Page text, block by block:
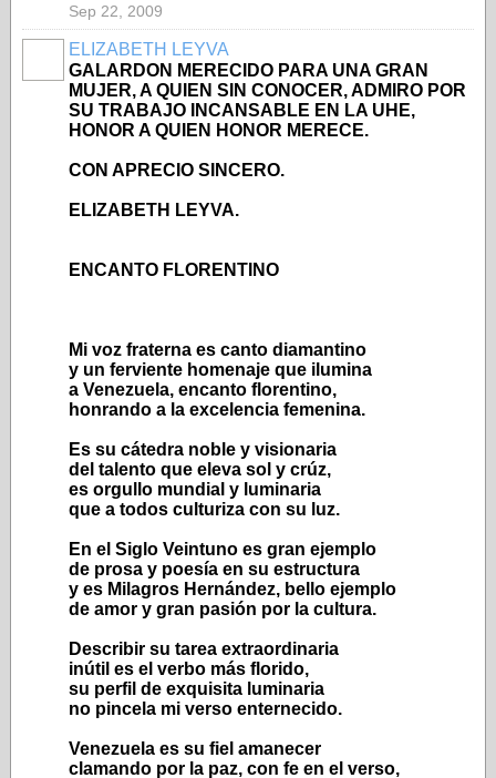
Sep 22, 2009
ELIZABETH LEYVA
GALARDON MERECIDO PARA UNA GRAN
MUJER, A QUIEN SIN CONOCER, ADMIRO POR
SU TRABAJO INCANSABLE EN LA UHE,
HONOR A QUIEN HONOR MERECE.
CON APRECIO SINCERO.
ELIZABETH LEYVA.
ENCANTO FLORENTINO
Mi voz fraterna es canto diamantino
y un ferviente homenaje que ilumina
a Venezuela, encanto florentino,
honrando a la excelencia femenina.
Es su cátedra noble y visionaria
del talento que eleva sol y crúz,
es orgullo mundial y luminaria
que a todos culturiza con su luz.
En el Siglo Veintuno es gran ejemplo
de prosa y poesía en su estructura
y es Milagros Hernández, bello ejemplo
de amor y gran pasión por la cultura.
Describir su tarea extraordinaria
inútil es el verbo más florido,
su perfil de exquisita luminaria
no pincela mi verso enternecido.
Venezuela es su fiel amanecer
clamando por la paz, con fe en el verso,